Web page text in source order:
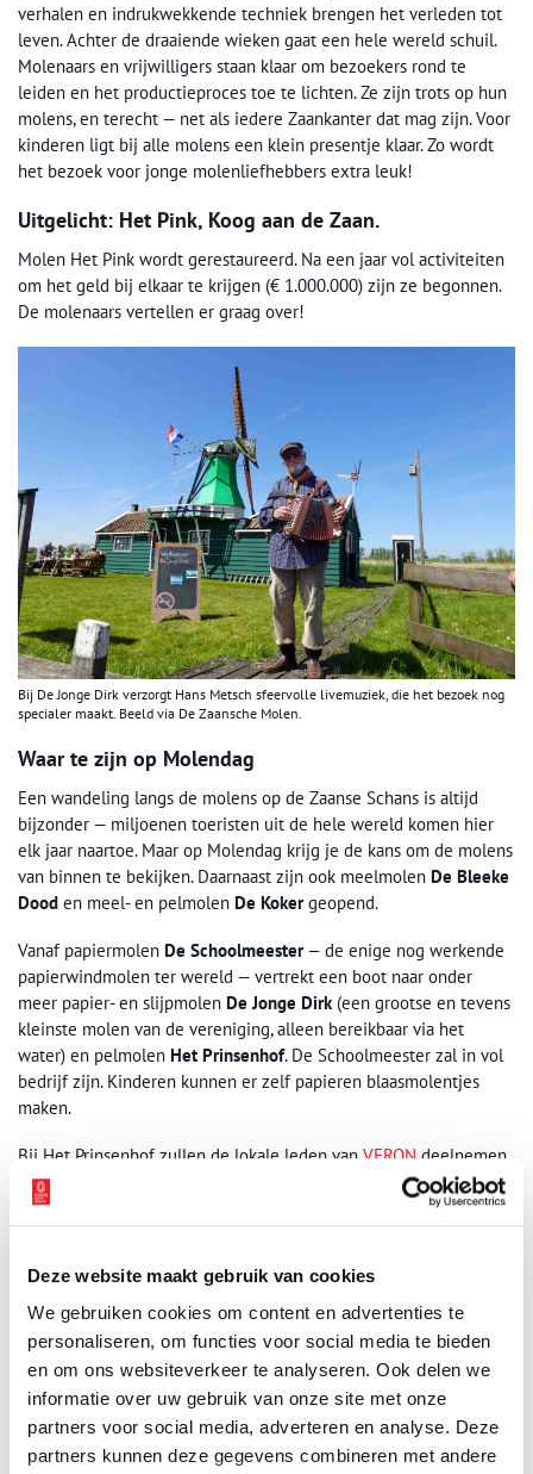
Deze website maakt gebruik van cookies
We gebruiken cookies om content en advertenties te
personaliseren, om functies voor social media te bieden
en om ons websiteverkeer te analyseren. Ook delen we
informatie over uw gebruik van onze site met onze
partners voor social media, adverteren en analyse. Deze
partners kunnen deze gegevens combineren met andere
verhalen en indrukwekkende techniek brengen het verleden tot
leven. Achter de draaiende wieken gaat een hele wereld schuil.
Molenaars en vrijwilligers staan klaar om bezoekers rond te
leiden en het productieproces toe te lichten. Ze zijn trots op hun
molens, en terecht — net als iedere Zaankanter dat mag zijn. Voor
kinderen ligt bij alle molens een klein presentje klaar. Zo wordt
het bezoek voor jonge molenliefhebbers extra leuk!
Uitgelicht: Het Pink, Koog aan de Zaan.
Molen Het Pink wordt gerestaureerd. Na een jaar vol activiteiten
om het geld bij elkaar te krijgen (€ 1.000.000) zijn ze begonnen.
De molenaars vertellen er graag over!
Bij De Jonge Dirk verzorgt Hans Metsch sfeervolle livemuziek, die het bezoek nog
specialer maakt. Beeld via De Zaansche Molen.
Waar te zijn op Molendag
Een wandeling langs de molens op de Zaanse Schans is altijd
bijzonder — miljoenen toeristen uit de hele wereld komen hier
elk jaar naartoe. Maar op Molendag krijg je de kans om de molens
van binnen te bekijken. Daarnaast zijn ook meelmolen De Bleeke
Dood en meel- en pelmolen De Kokergeopend.
Vanaf papiermolen De Schoolmeester— de enige nog werkende
papierwindmolen ter wereld — vertrekt een boot naar onder
meer papier- en slijpmolen De Jonge Dirk (een grootse en tevens
kleinste molen van de vereniging, alleen bereikbaar via het
water) en pelmolen Het Prinsenhof. De Schoolmeester zal in vol
bedrijf zijn. Kinderen kunnen er zelf papieren blaasmolentjes
maken.
Bij Het Prinsenhof zullen de lokale leden van VERON deelnemen
aan het internationale evenement Mills on the air. BijDe Jonge
Dirkverzorgt
sfeervolle livemuziek, die het bezoek
nog specialer maakt. Het molenkoor vanHet Jonge Schaap
16.30 uur, mogelijk vanaf de stelling. Bijoliemolen De Ooievaar
zijn rondleidingen. Aanmelden daarvoor is noodzakelijk. Klik hier
Toegang & informatie
Voor alle molens geldt een entreetarief dat ten goede komt aan
het behoud van het Zaanse molenerfgoed. Leden hebben gratis
toegang. De vaartocht langs de molens kost € 15,00 (leden: €